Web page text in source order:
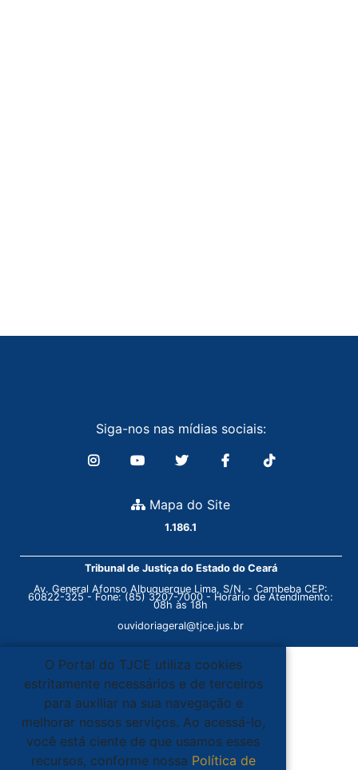
Siga-nos nas mídias sociais:
Mapa do Site
1.186.1
Tribunal de Justiça do Estado do Ceará
Av. General Afonso Albuquerque Lima, S/N. - Cambeba CEP:
60822-325 - Fone: (85) 3207-7000 - Horário de Atendimento:
08h às 18h
ouvidoriageral@tjce.jus.br
O Portal do TJCE utiliza cookies
estritamente necessários e de terceiros
para auxiliar na sua navegação e
melhorar nossos serviços. Ao acessá-lo,
você está ciente de que usamos esses
recursos, conforme nossa Política de